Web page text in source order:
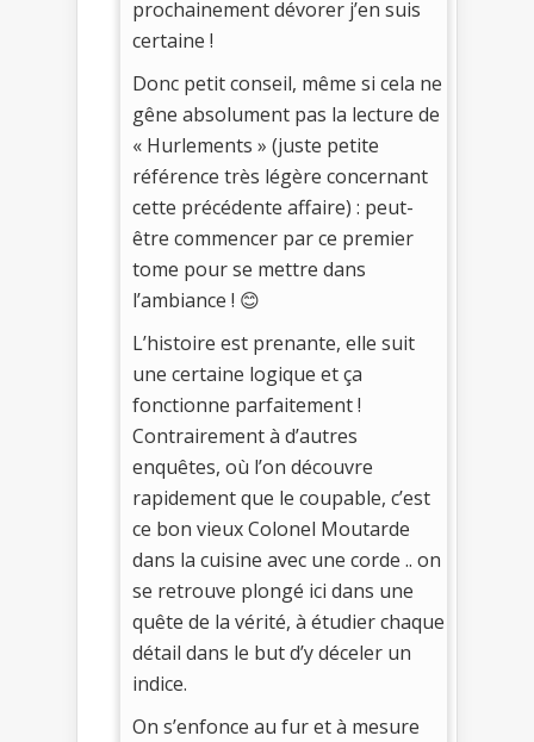
prochainement dévorer j’en suis
certaine !
Donc petit conseil, même si cela ne
gêne absolument pas la lecture de
« Hurlements » (juste petite
référence très légère concernant
cette précédente affaire) : peut-
être commencer par ce premier
tome pour se mettre dans
l’ambiance ! 😊
L’histoire est prenante, elle suit
une certaine logique et ça
fonctionne parfaitement !
Contrairement à d’autres
enquêtes, où l’on découvre
rapidement que le coupable, c’est
ce bon vieux Colonel Moutarde
dans la cuisine avec une corde .. on
se retrouve plongé ici dans une
quête de la vérité, à étudier chaque
détail dans le but d’y déceler un
indice.
On s’enfonce au fur et à mesure